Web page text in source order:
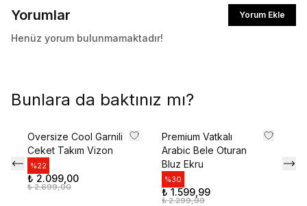
Yorumlar Yorum Ekle
Henüz yorum bulunmamaktadır!
Bunlara da baktınız mı?
Oversize Cool Garnili
Ceket Takım Vizon
%22
₺ 2.099,00
₺ 2.699,00
Premium Vatkalı
Arabic Bele Oturan
Bluz Ekru
%30
₺ 1.599,99
₺ 2.299,99